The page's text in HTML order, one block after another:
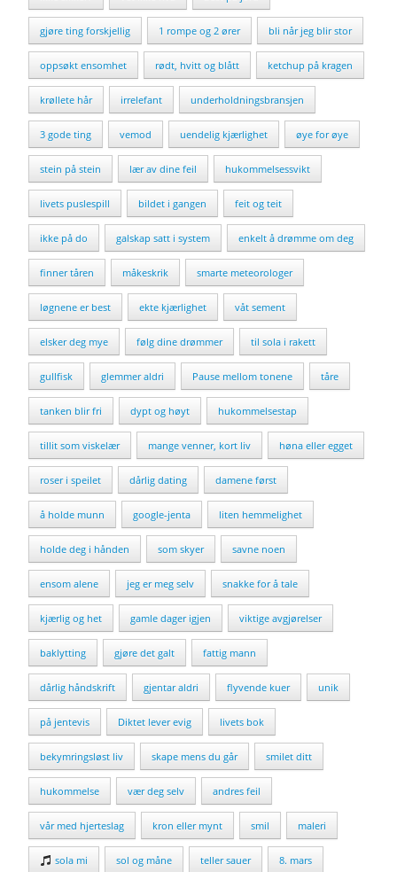
gjøre ting forskjellig 1 rompe og 2 ører bli når jeg blir stor
oppsøkt ensomhet rødt, hvitt og blått ketchup på kragen
krøllete hår irrelefant underholdningsbransjen
3 gode ting vemod uendelig kjærlighet øye for øye
stein på stein lær av dine feil hukommelsessvikt
livets puslespill bildet i gangen feit og teit
ikke på do galskap satt i system enkelt å drømme om deg
finner tåren måkeskrik smarte meteorologer
løgnene er best ekte kjærlighet våt sement
elsker deg mye følg dine drømmer til sola i rakett
gullfisk glemmer aldri Pause mellom tonene tåre
tanken blir fri dypt og høyt hukommelsestap
tillit som viskelær mange venner, kort liv høna eller egget
roser i speilet dårlig dating damene først
å holde munn google-jenta liten hemmelighet
holde deg i hånden som skyer savne noen
ensom alene jeg er meg selv snakke for å tale
kjærlig og het gamle dager igjen viktige avgjørelser
baklytting gjøre det galt fattig mann
dårlig håndskrift gjentar aldri flyvende kuer unik
på jentevis Diktet lever evig livets bok
bekymringsløst liv skape mens du går smilet ditt
hukommelse vær deg selv andres feil
vår med hjerteslag kron eller mynt smil maleri
sola mi sol og måne teller sauer 8. mars